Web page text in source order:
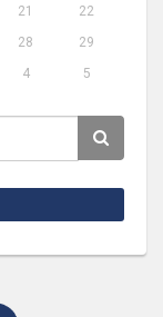
21
22
28
29
4 5